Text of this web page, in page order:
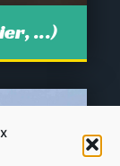
...)